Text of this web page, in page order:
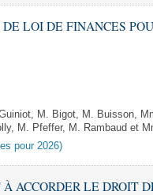
DE LOI DE FINANCES
M. Bigot, M. Buisson,
M. Pfeffer, M. Rambaud et
pour 2026)
À ACCORDER LE DROIT